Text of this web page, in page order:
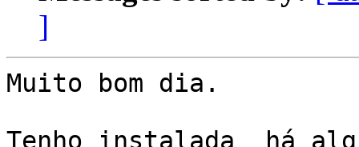
]
Muito bom dia.
Tenho instalada  há